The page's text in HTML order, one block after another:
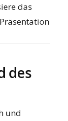
das
des
und